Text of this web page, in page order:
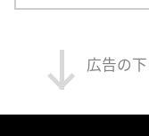
広告の